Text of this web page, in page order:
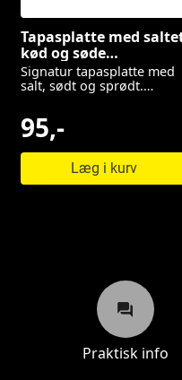
Tapasplatte med
kød og søde
specialiteter
Signatur tapasplatte med
salt, sødt og sprødt.
95,-
Læg i kurv
Praktisk
Praktisk info